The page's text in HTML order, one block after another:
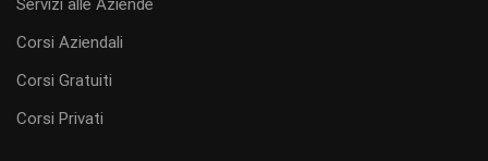
Servizi alle Aziende
Corsi Aziendali
Corsi Gratuiti
Corsi Privati